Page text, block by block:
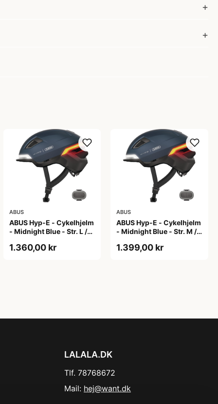
ABUS
ABUS Hyp-E - Cykelhjelm
- Midnight Blue - Str. L /
1.360,00 kr
ABUS
ABUS Hyp-E - Cykelhjelm
- Midnight Blue - Str. M /
1.399,00 kr
LALALA.DK
Tlf. 78768672
Mail: hej@want.dk